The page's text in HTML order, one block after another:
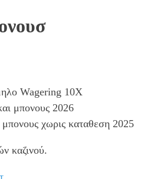
Wagering 10X
μπονους 2026
μπονους χωρις καταθεση 2025
καζινού.